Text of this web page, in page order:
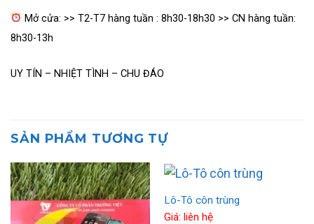
Mở cửa: >> T2-T7 hàng tuần : 8h30-18h30 >> CN hàng tuần:
8h30-13h
UY TÍN – NHIỆT TÌNH – CHU ĐÁO
SẢN PHẨM TƯƠNG TỰ
Lô-Tô côn trùng
Giá: liên hệ